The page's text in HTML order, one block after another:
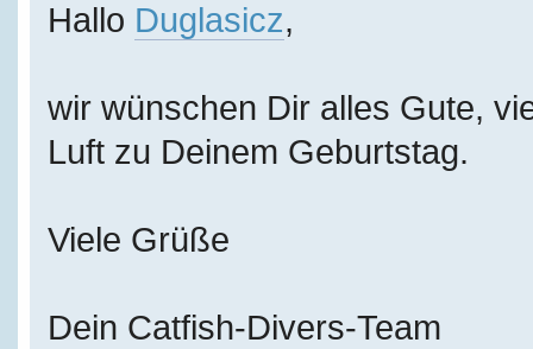
Hallo Duglasicz,
wir wünschen Dir alles Gute,
Luft zu Deinem Geburtstag.
Viele Grüße
Dein Catfish-Divers-Team